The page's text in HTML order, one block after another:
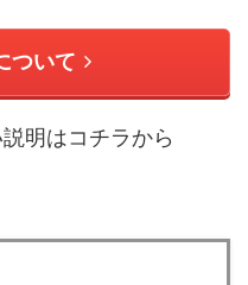
ついて
明はコチラから